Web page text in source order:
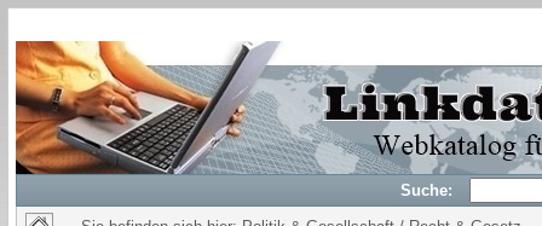
Suche: